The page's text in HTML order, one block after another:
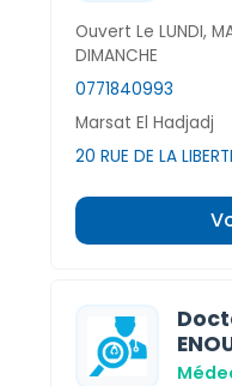
Ouvert Le LUNDI,
DIMANCHE
0771840993
Marsat El Hadjadj
20 RUE DE LA